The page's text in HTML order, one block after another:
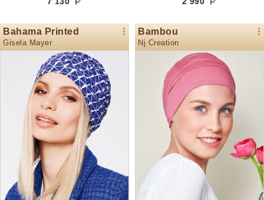
Bahama Printed
Gisela Mayer
Bambou
Nj Creation